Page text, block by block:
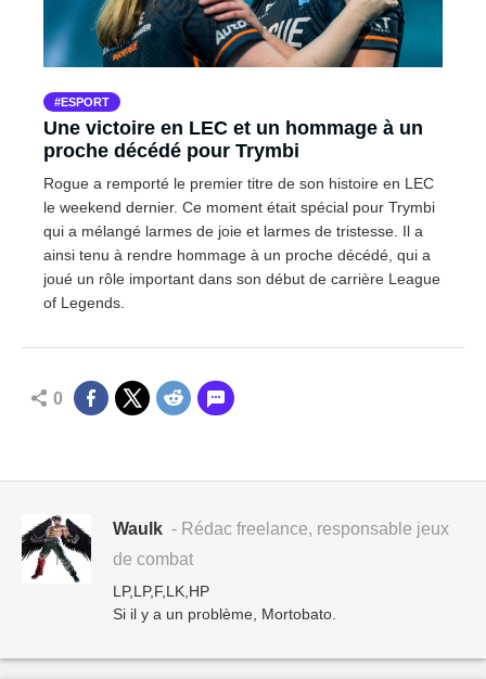
ESPORT
Une victoire en LEC et un hommage à un
proche décédé pour Trymbi
Rogue a remporté le premier titre de son histoire en LEC
le weekend dernier. Ce moment était spécial pour Trymbi
qui a mélangé larmes de joie et larmes de tristesse. Il a
ainsi tenu à rendre hommage à un proche décédé, qui a
joué un rôle important dans son début de carrière League
of Legends.
0
Waulk - Rédac freelance, responsable jeux
de combat
LP,LP,F,LK,HP
Si il y a un problème, Mortobato.